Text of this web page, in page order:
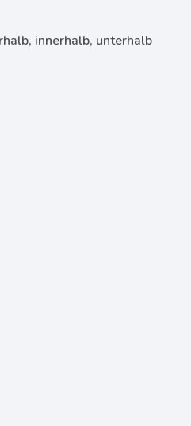
innerhalb, unterhalb